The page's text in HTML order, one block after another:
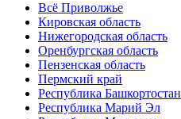
Всё Приволжье
Кировская область
Нижегородская область
Оренбургская область
Пензенская область
Пермский край
Республика Башкортостан
Республика Марий Эл